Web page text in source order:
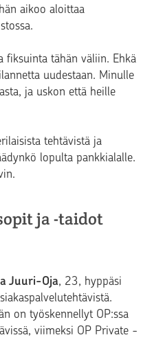
aikoo aloittaa
fiksuinta tähän väliin. Ehkä
uudestaan. Minulle
ja uskon että heille
tehtävistä ja
lopulta pankkialalle.
ja -taidot
Juuri-Oja, 23, hyppäsi
on työskennellyt OP:ssa
viimeksi OP Private -